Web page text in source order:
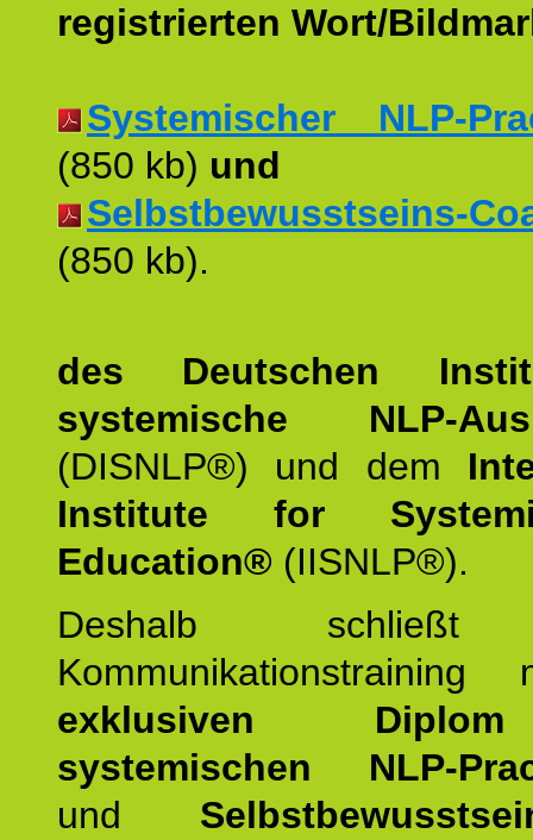
registrierten Wort/
Systemischer NLP-
(850 kb) und
Selbstbewusstseins-
(850 kb).
des Deutschen
systemische NLP-
(DISNLP®) und dem
Institute for
Education® (IISNLP®).
Deshalb schließt
exklusiven
systemischen NLP-
und